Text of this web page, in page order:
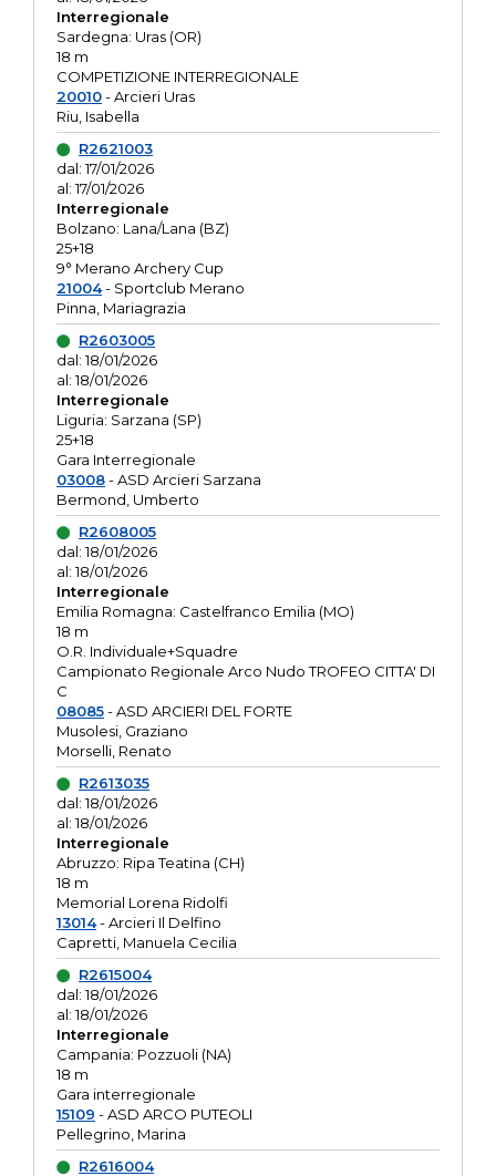
Interregionale
Sardegna: Uras (OR)
18 m
COMPETIZIONE INTERREGIONALE
20010- Arcieri Uras
Riu, Isabella
R2621003
dal: 17/01/2026
al: 17/01/2026
Interregionale
Bolzano: Lana/Lana (BZ)
25+18
9° Merano Archery Cup
21004- Sportclub Merano
Pinna, Mariagrazia
R2603005
dal: 18/01/2026
al: 18/01/2026
Interregionale
Liguria: Sarzana (SP)
25+18
Gara Interregionale
03008- ASD Arcieri Sarzana
Bermond, Umberto
R2608005
dal: 18/01/2026
al: 18/01/2026
Interregionale
Emilia Romagna: Castelfranco Emilia (MO)
18 m
O.R. Individuale+Squadre
Campionato Regionale Arco Nudo TROFEO CITTA' DI
C
08085- ASD ARCIERI DEL FORTE
Musolesi, Graziano
Morselli, Renato
R2613035
dal: 18/01/2026
al: 18/01/2026
Interregionale
Abruzzo: Ripa Teatina (CH)
18 m
Memorial Lorena Ridolfi
13014- Arcieri Il Delfino
Capretti, Manuela Cecilia
R2615004
dal: 18/01/2026
al: 18/01/2026
Interregionale
Campania: Pozzuoli (NA)
18 m
Gara interregionale
15109 - ASD ARCO PUTEOLI
Pellegrino, Marina
R2616004